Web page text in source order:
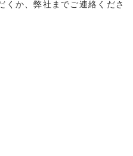
くか、弊社までご連絡くださ